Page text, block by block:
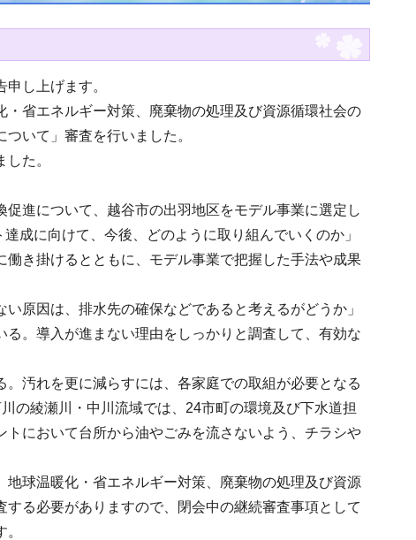
し上げます。
省エネルギー対策、廃棄物の処理及び資源循環社会の
いて」審査を行いました。
た。
進について、越谷市の出羽地区をモデル事業に選定し
成に向けて、今後、どのように取り組んでいくのか」
き掛けるとともに、モデル事業で把握した手法や成果
原因は、排水先の確保などであると考えるがどうか」
。導入が進まない理由をしっかりと調査して、有効な
汚れを更に減らすには、各家庭での取組が必要となる
の綾瀬川・中川流域では、24市町の環境及び下水道担
において台所から油やごみを流さないよう、チラシや
球温暖化・省エネルギー対策、廃棄物の処理及び資源
る必要がありますので、閉会中の継続審査事項として